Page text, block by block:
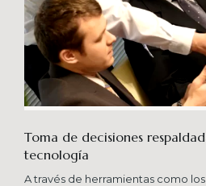
Toma de decisiones
tecnología​
A través de herramientas como